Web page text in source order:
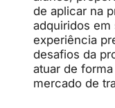
de aplicar na
adquiridos em
experiência
desafios da
atuar de
mercado de